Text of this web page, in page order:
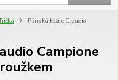
Pánská košile Claudio
Campione